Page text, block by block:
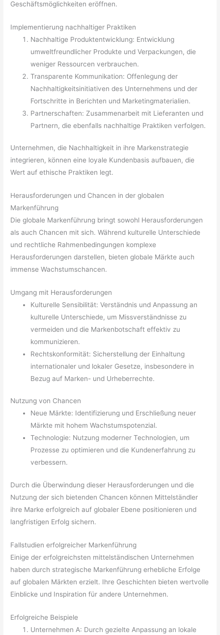
Geschäftsmöglichkeiten eröffnen.
Implementierung nachhaltiger Praktiken
Nachhaltige Produktentwicklung: Entwicklung
umweltfreundlicher Produkte und Verpackungen, die
weniger Ressourcen verbrauchen.
Transparente Kommunikation: Offenlegung der
Nachhaltigkeitsinitiativen des Unternehmens und der
Fortschritte in Berichten und Marketingmaterialien.
Partnerschaften: Zusammenarbeit mit Lieferanten und
Partnern, die ebenfalls nachhaltige Praktiken verfolgen.
Unternehmen, die Nachhaltigkeit in ihre Markenstrategie
integrieren, können eine loyale Kundenbasis aufbauen, die
Wert auf ethische Praktiken legt.
Herausforderungen und Chancen in der globalen
Markenführung
Die globale Markenführung bringt sowohl Herausforderungen
als auch Chancen mit sich. Während kulturelle Unterschiede
und rechtliche Rahmenbedingungen komplexe
Herausforderungen darstellen, bieten globale Märkte auch
immense Wachstumschancen.
Umgang mit Herausforderungen
Kulturelle Sensibilität: Verständnis und Anpassung an
kulturelle Unterschiede, um Missverständnisse zu
vermeiden und die Markenbotschaft effektiv zu
kommunizieren.
Rechtskonformität: Sicherstellung der Einhaltung
internationaler und lokaler Gesetze, insbesondere in
Bezug auf Marken- und Urheberrechte.
Nutzung von Chancen
Neue Märkte: Identifizierung und Erschließung neuer
Märkte mit hohem Wachstumspotenzial.
Technologie: Nutzung moderner Technologien, um
Prozesse zu optimieren und die Kundenerfahrung zu
verbessern.
Durch die Überwindung dieser Herausforderungen und die
Nutzung der sich bietenden Chancen können Mittelständler
ihre Marke erfolgreich auf globaler Ebene positionieren und
langfristigen Erfolg sichern.
Fallstudien erfolgreicher Markenführung
Einige der erfolgreichsten mittelständischen Unternehmen
haben durch strategische Markenführung erhebliche Erfolge
auf globalen Märkten erzielt. Ihre Geschichten bieten wertvolle
Einblicke und Inspiration für andere Unternehmen.
Erfolgreiche Beispiele
Unternehmen A: Durch gezielte Anpassung an lokale